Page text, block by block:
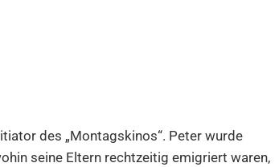
des „Montagskinos“. Peter wurde
seine Eltern rechtzeitig emigriert waren,